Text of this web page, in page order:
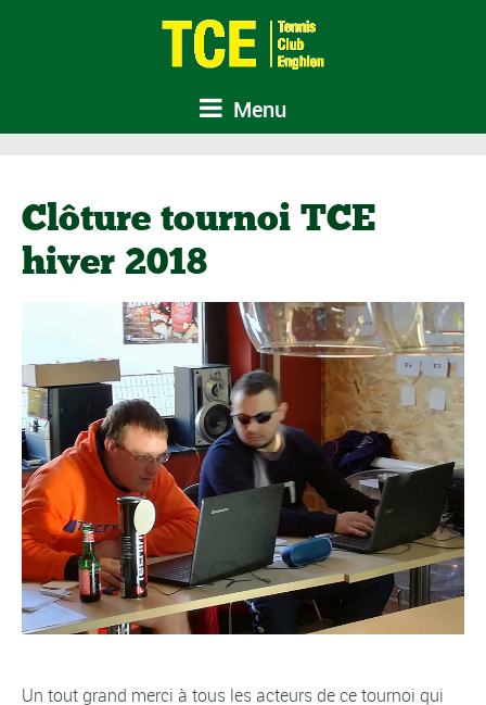
Menu
Clôture tournoi TCE
hiver 2018
Un tout grand merci à tous les acteurs de ce tournoi qui